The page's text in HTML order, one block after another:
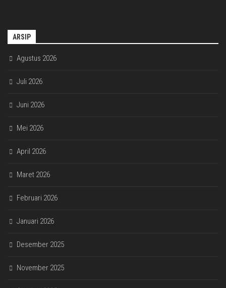
ARSIP
Agustus 2026
Juli 2026
Juni 2026
Mei 2026
April 2026
Maret 2026
Februari 2026
Januari 2026
Desember 2025
November 2025